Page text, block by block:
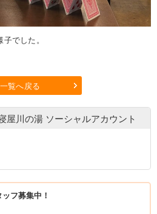
でした。
一覧へ戻る
屋川の湯 ソーシャルアカウント
ッフ募集中！